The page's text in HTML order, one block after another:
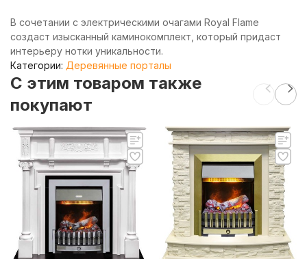
В сочетании с электрическими очагами Royal Flame
создаст изысканный каминокомплект, который придаст
интерьеру нотки уникальности.
Категории: Деревянные порталы
C этим товаром также
покупают